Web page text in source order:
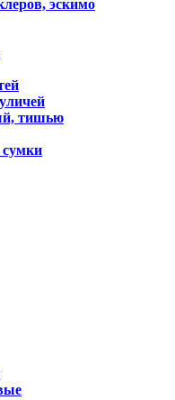
эскимо
тишью
сумки